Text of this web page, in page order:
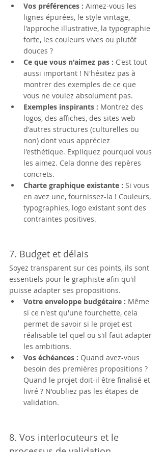
Vos préférences : Aimez-vous les
lignes épurées, le style vintage,
l'approche illustrative, la typographie
forte, les couleurs vives ou plutôt
douces ?
Ce que vous n'aimez pas : C'est tout
aussi important ! N'hésitez pas à
montrer des exemples de ce que
vous ne voulez absolument pas.
Exemples inspirants : Montrez des
logos, des affiches, des sites web
d'autres structures (culturelles ou
non) dont vous appréciez
l'esthétique. Expliquez pourquoi vous
les aimez. Cela donne des repères
concrets.
Charte graphique existante : Si vous
en avez une, fournissez-la ! Couleurs,
typographies, logo existant sont des
contraintes positives.
7. Budget et délais
Soyez transparent sur ces points, ils sont
essentiels pour le graphiste afin qu'il
puisse adapter ses propositions.
Votre enveloppe budgétaire : Même
si ce n'est qu'une fourchette, cela
permet de savoir si le projet est
réalisable tel quel ou s'il faut adapter
les ambitions.
Vos échéances : Quand avez-vous
besoin des premières propositions ?
Quand le projet doit-il être finalisé et
livré ? N'oubliez pas les étapes de
validation.
8. Vos interlocuteurs et le